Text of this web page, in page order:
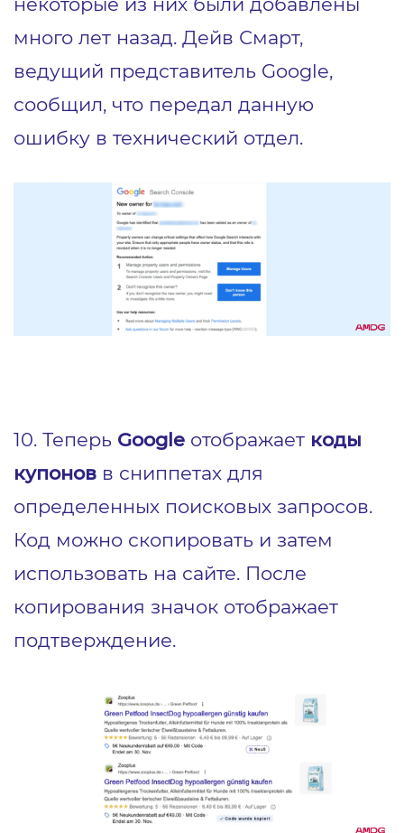
много лет назад. Дейв Смарт,
ведущий представитель Google,
сообщил, что передал данную
ошибку в технический отдел.
10. Теперь Google отображает коды
купонов в сниппетах для
определенных поисковых запросов.
Код можно скопировать и затем
использовать на сайте. После
копирования значок отображает
подтверждение.